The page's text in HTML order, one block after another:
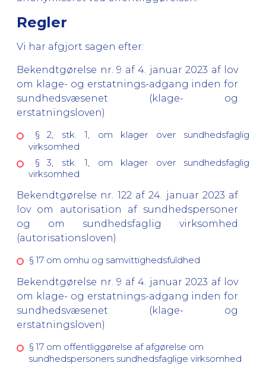
Regler
Vi har afgjort sagen efter:
Bekendtgørelse nr. 9 af 4. januar 2023 af lov
om klage- og erstatnings-adgang inden for
sundhedsvæsenet (klage- og
erstatningsloven)
§ 2, stk. 1, om klager over sundhedsfaglig
virksomhed
§ 3, stk. 1, om klager over sundhedsfaglig
virksomhed
Bekendtgørelse nr. 122 af 24. januar 2023 af
lov om autorisation af sundhedspersoner
og om sundhedsfaglig virksomhed
(autorisationsloven)
§ 17 om omhu og samvittighedsfuldhed
Bekendtgørelse nr. 9 af 4. januar 2023 af lov
om klage- og erstatnings-adgang inden for
sundhedsvæsenet (klage- og
erstatningsloven)
§ 17 om offentliggørelse af afgørelse om
sundhedspersoners sundhedsfaglige virksomhed